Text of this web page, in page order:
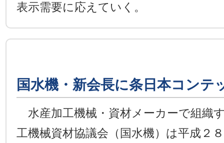
表示需要に応えていく。
国水機・新会長に条日本コンテ
水産加工機械・資材メーカーで組織
工機械資材協議会（国水機）は平成２